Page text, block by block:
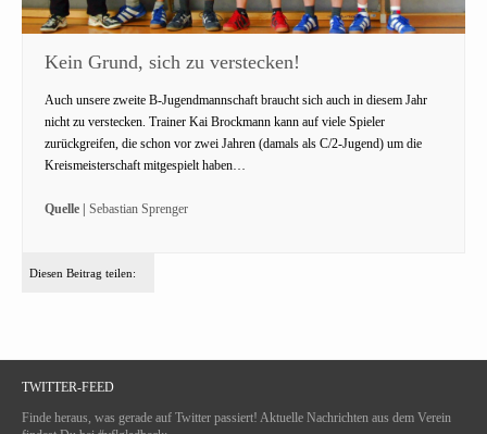
Kein Grund, sich zu verstecken!
Auch unsere zweite B-Jugendmannschaft braucht sich auch in diesem Jahr
nicht zu verstecken. Trainer Kai Brockmann kann auf viele Spieler
zurückgreifen, die schon vor zwei Jahren (damals als C/2-Jugend) um die
Kreismeisterschaft mitgespielt haben…
Quelle | Sebastian Sprenger
Diesen Beitrag teilen:
TWITTER-FEED
Finde heraus, was gerade auf Twitter passiert! Aktuelle Nachrichten aus dem Verein